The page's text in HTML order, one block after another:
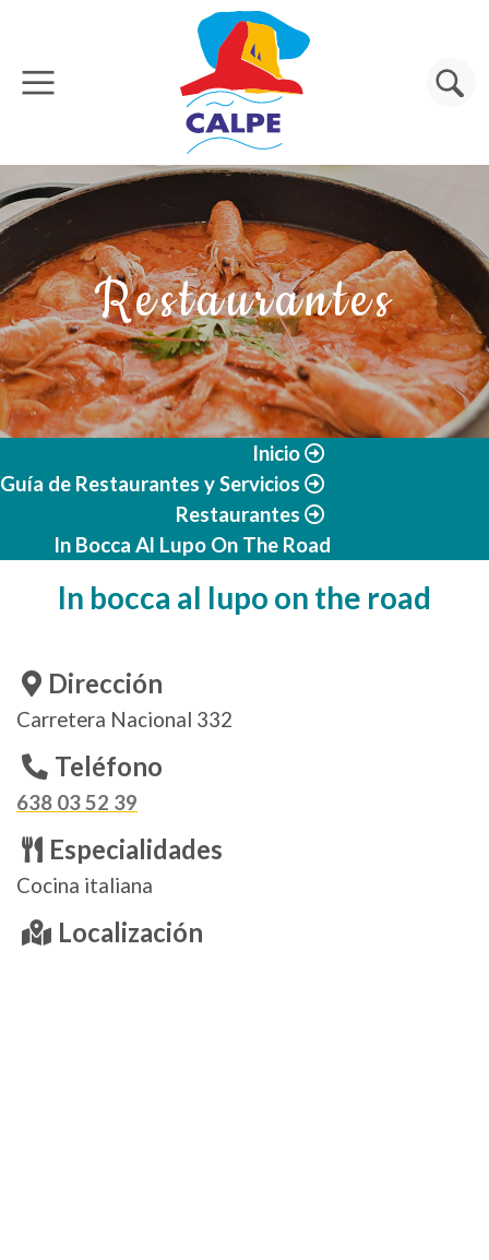
Pasar al contenido principal
Buscar
Restaurantes
Inicio
Guía de Restaurantes y Servicios
Restaurantes
In Bocca Al Lupo On The Road
In bocca al lupo on the road
Dirección
Carretera Nacional 332
Teléfono
638 03 52 39
Especialidades
Cocina italiana
Localización